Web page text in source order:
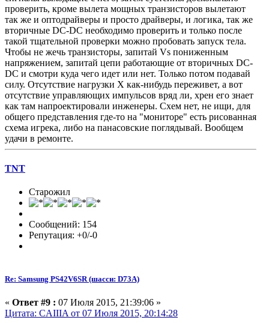
проверить, кроме вылета мощных транзисторов вылетают
так же и оптодрайверы и просто драйверы, и логика, так же
вторичные DC-DC необходимо проверить и только после
такой тщательной проверки можно пробовать запуск тела.
Чтобы не жечь транзисторы, запитай Vs пониженным
напряжением, запитай цепи работающие от вторичных DC-
DC и смотри куда чего идет или нет. Только потом подавай
силу. Отсутствие нагрузки Х как-нибудь переживет, а вот
отсутствие управляющих импульсов вряд ли, хрен его знает
как там напроектировали инженеры. Схем нет, не ищи, для
общего представления где-то на "мониторе" есть рисованная
схема игрека, либо на панасовские поглядывай. Вообщем
удачи в ремонте.
TNT
Старожил
Сообщений: 154
Репутация: +0/-0
Re: Samsung PS42V6SR (шасси: D73A)
« Ответ #9 : 07 Июля 2015, 21:39:06 »
Цитата: CAIIIA от 07 Июля 2015, 20:14:28